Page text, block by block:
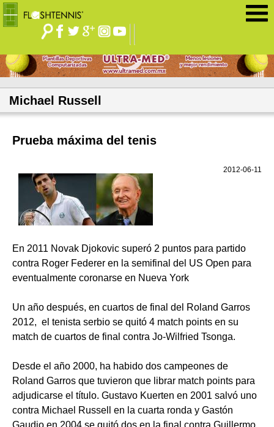
Michael Russell
Prueba máxima del tenis
2012-06-11
En 2011 Novak Djokovic superó 2 puntos para partido
contra Roger Federer en la semifinal del US Open para
eventualmente coronarse en Nueva York
Un año después, en cuartos de final del Roland Garros
2012, el tenista serbio se quitó 4 match points en su
match de cuartos de final contra Jo-Wilfried Tsonga.
Desde el año 2000, ha habido dos campeones de
Roland Garros que tuvieron que librar match points para
adjudicarse el título. Gustavo Kuerten en 2001 salvó uno
contra Michael Russell en la cuarta ronda y Gastón